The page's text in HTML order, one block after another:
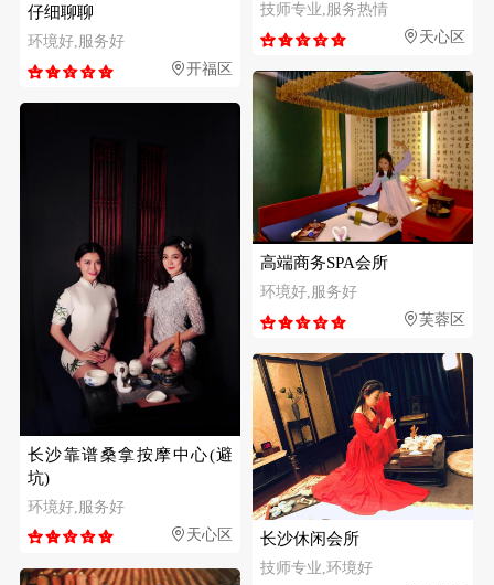
仔细聊聊
环境好,服务好
开福区
技师专业,服务热情
天心区
高端商务SPA会所
环境好,服务好
芙蓉区
长沙靠谱桑拿按摩中心(避
坑)
环境好,服务好
天心区 长沙休闲会所
技师专业,环境好